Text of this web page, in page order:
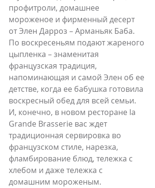
профитроли, домашнее
мороженое и фирменный десерт
от Элен Дарроз – Арманьяк Баба.
По воскресеньям подают жареного
цыпленка – знаменитая
французская традиция,
напоминающая и самой Элен об ее
детстве, когда ее бабушка готовила
воскресный обед для всей семьи.
И, конечно, в новом ресторане la
Grande Brasserie вас ждет
традиционная сервировка во
французском стиле, нарезка,
фламбирование блюд, тележка с
хлебом и даже тележка с
домашним мороженым.